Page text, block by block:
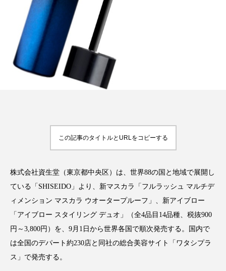
アスレジャーコスメ
アンチエイジング
インタビュー インナービューティー 冷え
ウェルビーイング エイジングケア
カウンセラー カウンセリング
カカイオイル ガジェット キーワード
クレンジング
クローズアップ
この記事のタイトルとURLをコピーする
株式会社資生堂（東京都中央区）は、世界88の国と地域で展開し
ている「SHISEIDO」より、新マスカラ「フルラッシュ マルチデ
ィメンション マスカラ ウオータープルーフ」、新アイブロー
「アイブロー スタイリング デュオ」（全4品目14品種、税抜900
円～3,800円）を、9月1日から世界各国で順次発売する。国内で
は全国のデパート約230店と同社の総合美容サイト「ワタシプラ
ス」で発売する。